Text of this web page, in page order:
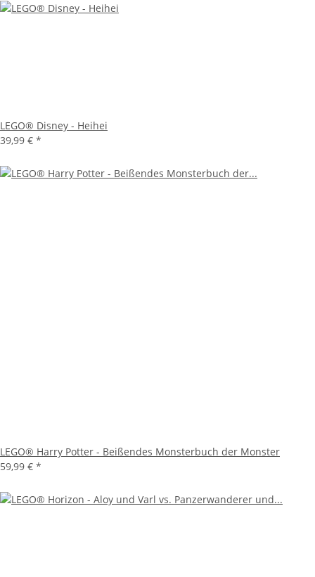
LEGO® Disney - Heihei
39,99 € *
LEGO® Harry Potter - Beißendes Monsterbuch der Monster
59,99 € *